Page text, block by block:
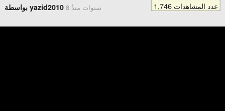
بواسطة yazid2010 8 سنوات منذُ 1,746 عدد المشاهدات